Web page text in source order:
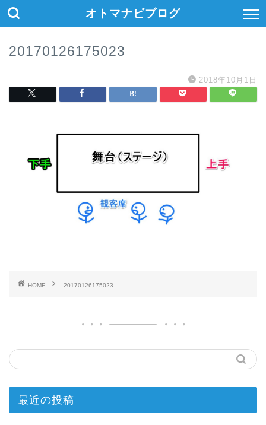
オトマナビブログ
20170126175023
2018年10月1日
HOME 20170126175023
最近の投稿